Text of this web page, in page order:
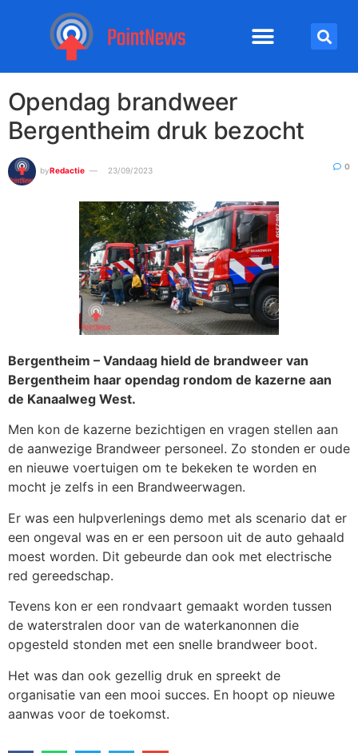
Opendag brandweer
Bergentheim druk bezocht
byRedactie 23/09/2023 0
Bergentheim – Vandaag hield de brandweer van
Bergentheim haar opendag rondom de kazerne aan
de Kanaalweg West.
Men kon de kazerne bezichtigen en vragen stellen aan
de aanwezige Brandweer personeel. Zo stonden er oude
en nieuwe voertuigen om te bekeken te worden en
mocht je zelfs in een Brandweerwagen.
Er was een hulpverlenings demo met als scenario dat er
een ongeval was en er een persoon uit de auto gehaald
moest worden. Dit gebeurde dan ook met electrische
red gereedschap.
Tevens kon er een rondvaart gemaakt worden tussen
de waterstralen door van de waterkanonnen die
opgesteld stonden met een snelle brandweer boot.
Het was dan ook gezellig druk en spreekt de
organisatie van een mooi succes. En hoopt op nieuwe
aanwas voor de toekomst.